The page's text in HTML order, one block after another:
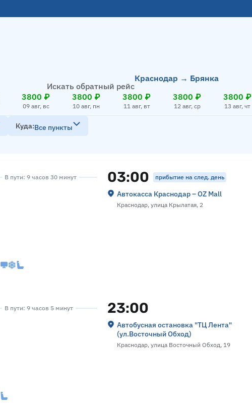
Искать обратный рейс
Краснодар → Брянка
3800 ₽
09 авг, вс
3800 ₽
10 авг, пн
3800 ₽
11 авг, вт
3800 ₽
12 авг, ср
3800 ₽
13 авг, чт
Куда Все пункты
В пути: 9 часов 30 минут 03:00 прибытие на след. день
Автокасса Краснодар – OZ Mall
Краснодар, улица Крылатая, 2
В пути: 9 часов 5 минут 23:00
Автобусная остановка "ТЦ Лента"
(ул.Восточный Обход)
Краснодар, улица Восточный Обход, 19